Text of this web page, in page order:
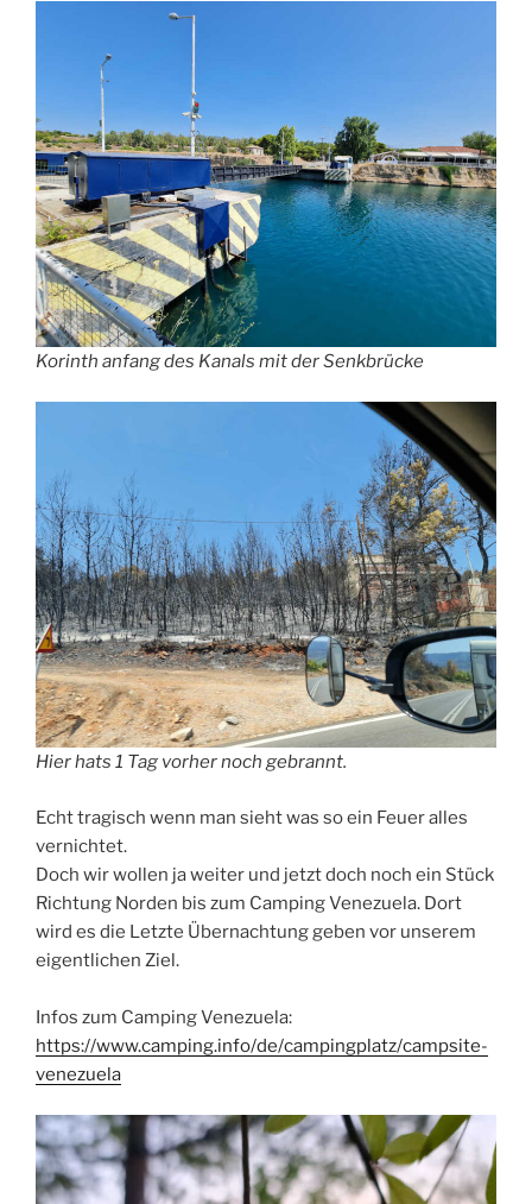
Korinth anfang des Kanals mit der Senkbrücke
Hier hats 1 Tag vorher noch gebrannt.
Echt tragisch wenn man sieht was so ein Feuer alles
vernichtet.
Doch wir wollen ja weiter und jetzt doch noch ein Stück
Richtung Norden bis zum Camping Venezuela. Dort
wird es die Letzte Übernachtung geben vor unserem
eigentlichen Ziel.
Infos zum Camping Venezuela:
https://www.camping.info/de/campingplatz/campsite-
venezuela